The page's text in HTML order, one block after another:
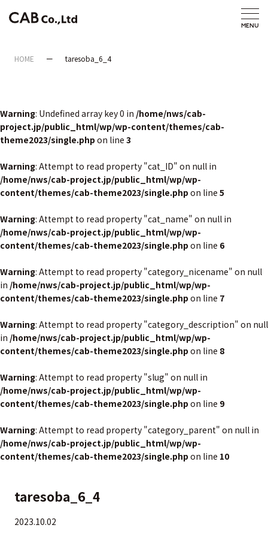
HOME taresoba_6_4
Warning: Undefined array key 0 in /home/nws/cab-
project.jp/public_html/wp/wp-content/themes/cab-
theme2023/single.php on line 3
Warning: Attempt to read property "cat_ID" on null in
/home/nws/cab-project.jp/public_html/wp/wp-
content/themes/cab-theme2023/single.php on line 5
Warning: Attempt to read property "cat_name" on null in
/home/nws/cab-project.jp/public_html/wp/wp-
content/themes/cab-theme2023/single.php on line 6
Warning: Attempt to read property "category_nicename" on null
in /home/nws/cab-project.jp/public_html/wp/wp-
content/themes/cab-theme2023/single.php on line 7
Warning: Attempt to read property "category_description" on null
in /home/nws/cab-project.jp/public_html/wp/wp-
content/themes/cab-theme2023/single.php on line 8
Warning: Attempt to read property "slug" on null in
/home/nws/cab-project.jp/public_html/wp/wp-
content/themes/cab-theme2023/single.php on line 9
Warning: Attempt to read property "category_parent" on null in
/home/nws/cab-project.jp/public_html/wp/wp-
content/themes/cab-theme2023/single.php on line 10
taresoba_6_4
2023.10.02